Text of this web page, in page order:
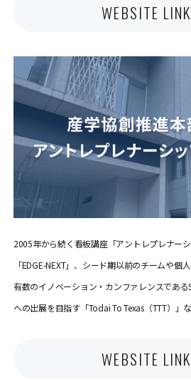
WEBSITE LINK
2005年から続く看板講座「アントレプレナー
「EDGE-NEXT」、シード期以前のチームや
有数のイノベーション・カンファレンスである
への出展を目指す「Todai To Texas（TTT）」
WEBSITE LINK